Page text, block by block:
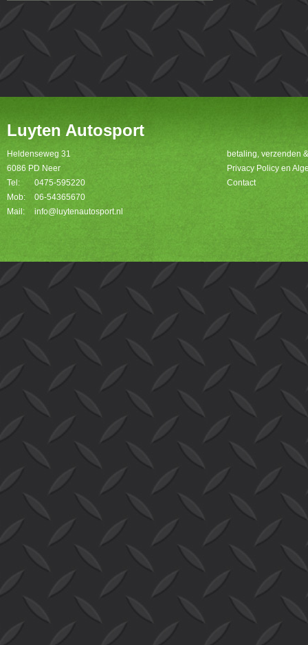
Luyten Autosport
Heldenseweg 31
6086 PD Neer
Tel:
0475-595220
Mob:
06-54365670
Mail:
info@luytenautosport.nl
betaling, verzenden
Privacy Policy en
Contact